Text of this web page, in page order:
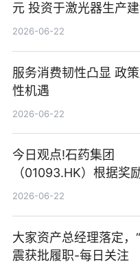
元 投资于激光器生产
2026-06-22
服务消费韧性凸显 政
性机遇
2026-06-22
今日观点!石药集团
（01093.HK）根据奖
回580万股
2026-06-22
大家资产总经理落定，
震获批履职-每日关注